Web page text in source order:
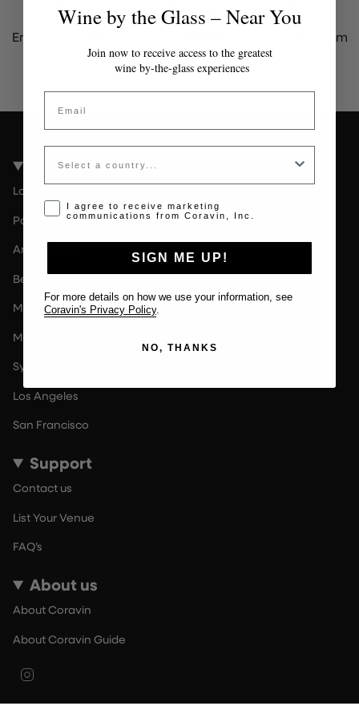
Token inválido ou expirado
Entre em contato com o administrador para obter um
token válido.
Coravin Guide Locations
London
Paris
Amsterdam
Berlin
Milan
Melbourne
Sydney
Los Angeles
San Francisco
Support
Contact us
List Your Venue
FAQ’s
About us
About Coravin
About Coravin Guide
Wine by the Glass – Near You
Join now to receive access to the greatest
wine by-the-glass experiences
Email
Country
Opt-in disclaimer
I agree to receive marketing
communications from Coravin, Inc.
SIGN ME UP!
For more details on how we use your information, see
Coravin's Privacy Policy.
NO, THANKS